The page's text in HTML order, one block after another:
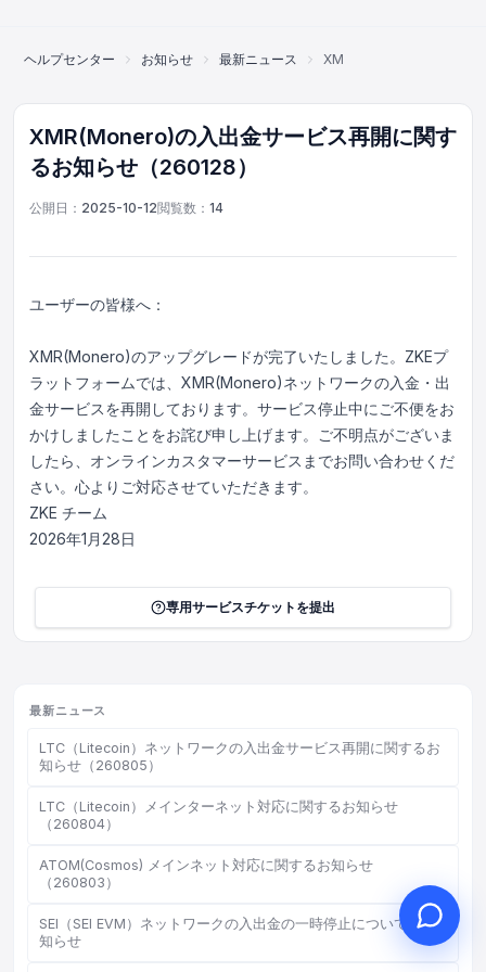
ヘルプセンター お知らせ 最新ニュース XMR(Monero)の入出金サ
XMR(Monero)の入出金サービス再開に関す
るお知らせ（260128）
公開日： 2025-10-12閲覧数： 14
ユーザーの皆様へ：
XMR(Monero)のアップグレードが完了いたしました。ZKEプ
ラットフォームでは、XMR(Monero)ネットワークの入金・出
金サービスを再開しております。サービス停止中にご不便をお
かけしましたことをお詫び申し上げます。ご不明点がございま
したら、オンラインカスタマーサービスまでお問い合わせくだ
さい。心よりご対応させていただきます。
ZKE チーム
2026年1月28日
専用サービスチケットを提出
最新ニュース
LTC（Litecoin）ネットワークの入出金サービス再開に関するお
知らせ（260805）
LTC（Litecoin）メインターネット対応に関するお知らせ
（260804）
ATOM(Cosmos) メインネット対応に関するお知らせ
（260803）
SEI（SEI EVM）ネットワークの入出金の一時停止についてのお
知らせ
オンラインカスタマーサービス
Support Center
こんにちは、何かお手伝いで
きることはありますか？